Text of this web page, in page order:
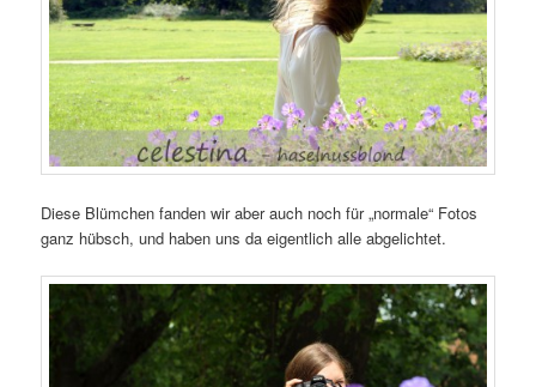
Diese Blümchen fanden wir aber auch noch für „normale“ Fotos
ganz hübsch, und haben uns da eigentlich alle abgelichtet.